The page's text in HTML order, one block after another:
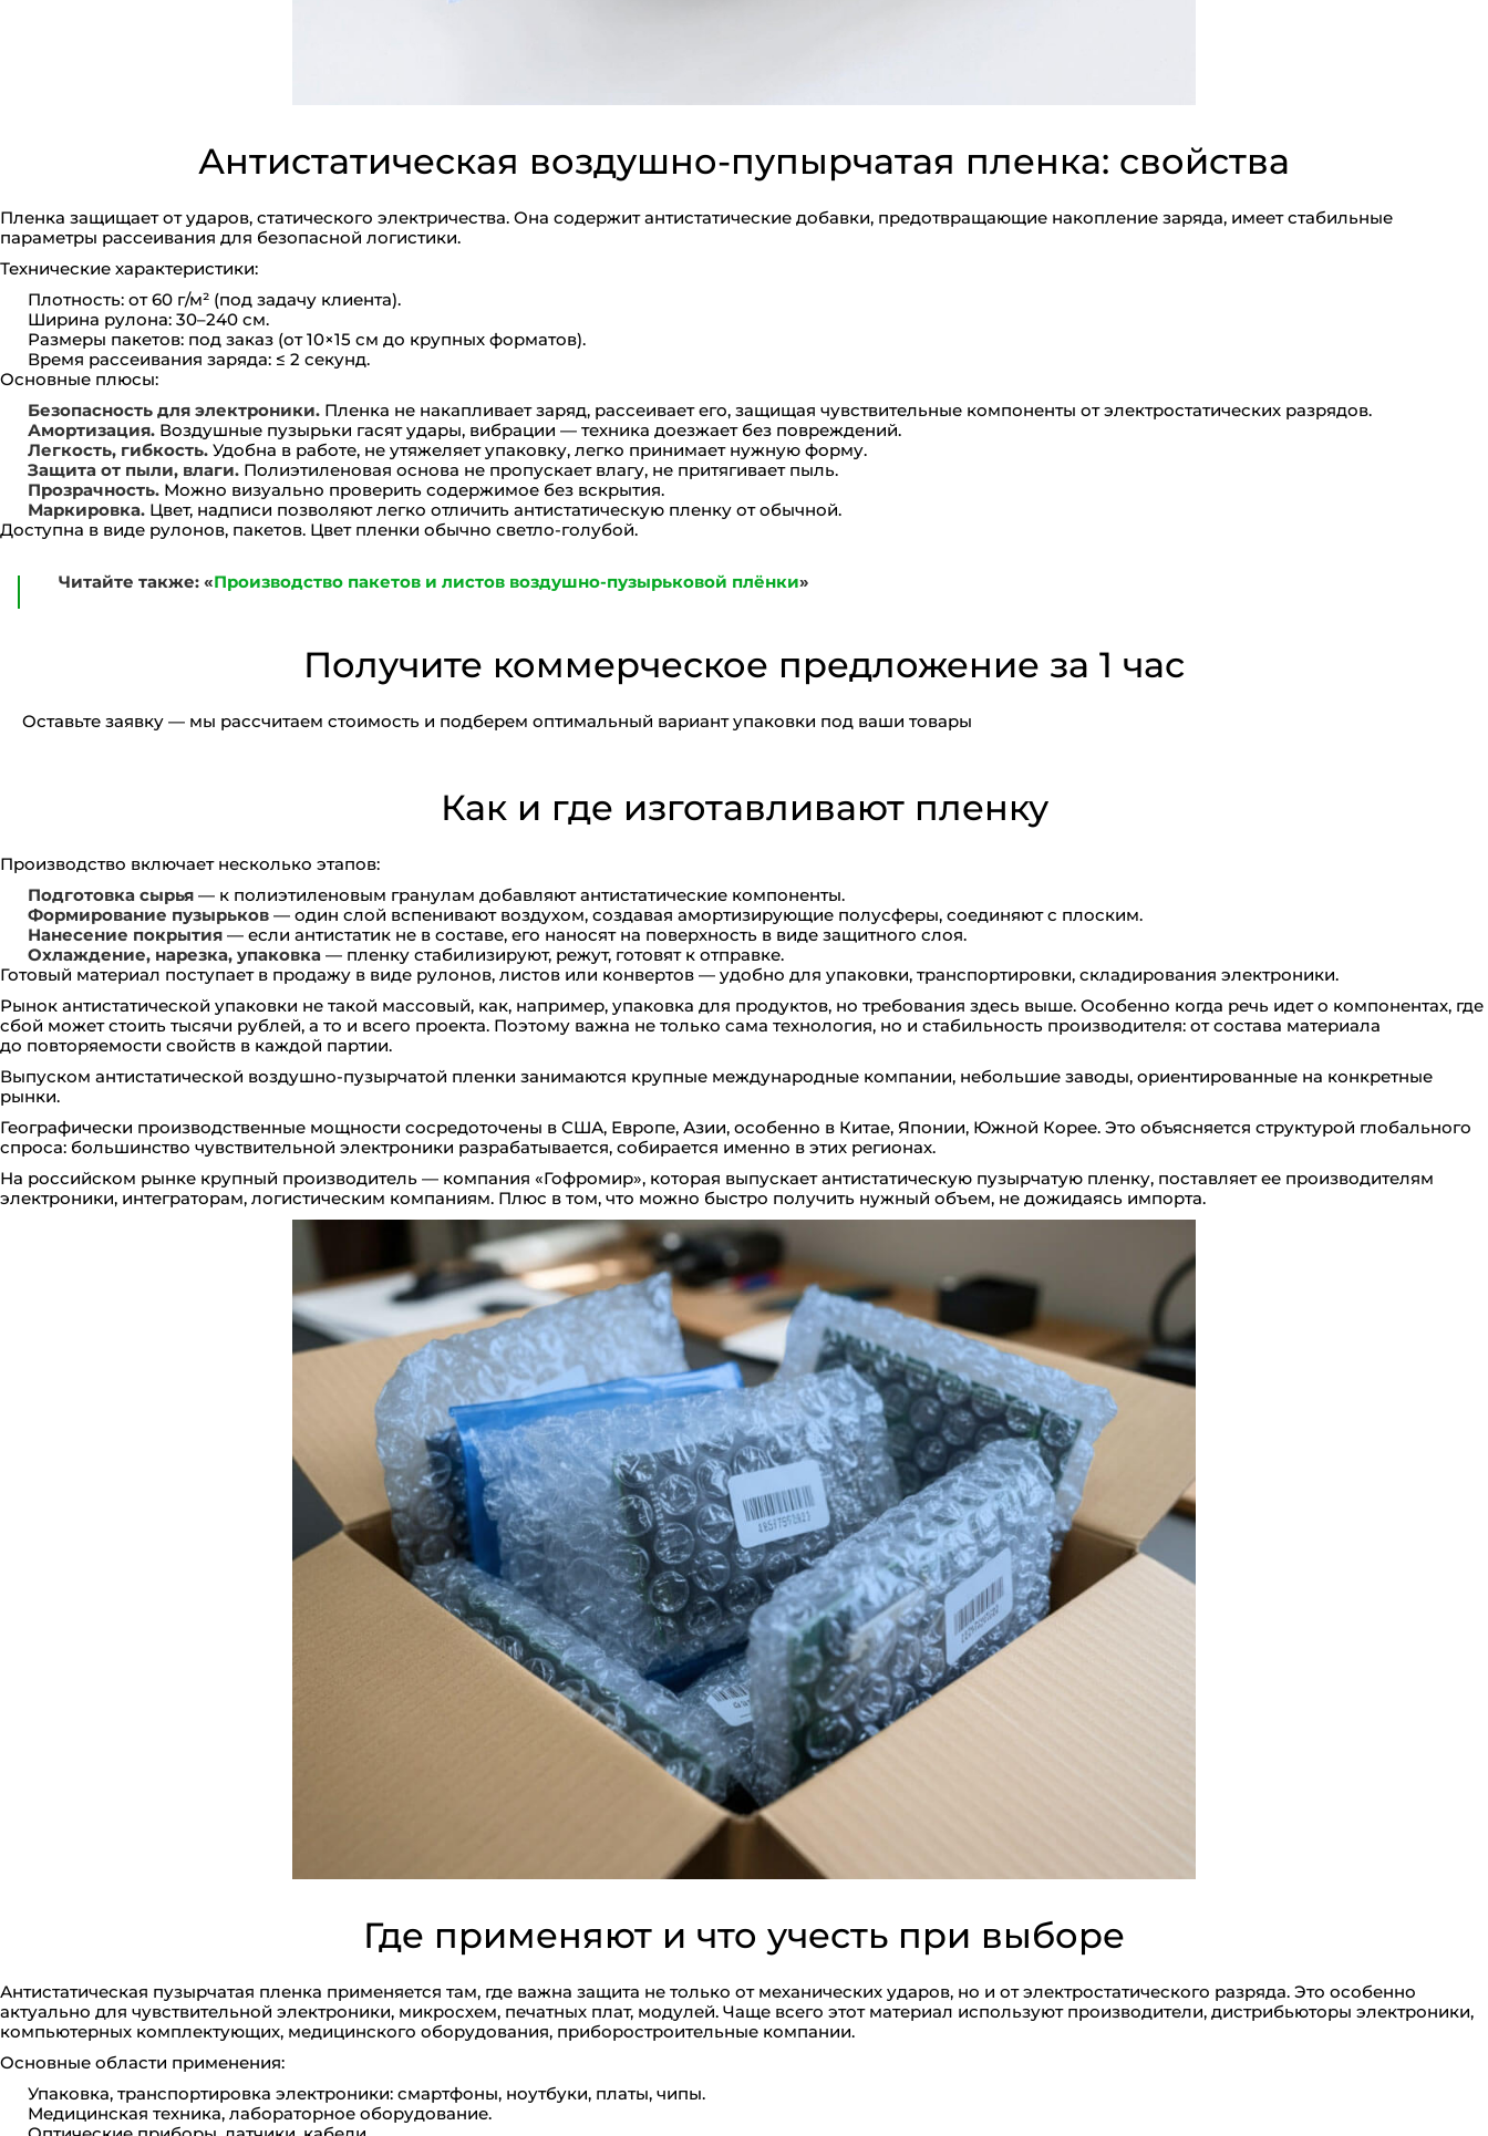
Антистатическая воздушно-пупырчатая пленка: свойства
Пленка защищает от ударов, статического электричества. Она содержит антистатические добавки, предотвращающие накопление заряда, имеет стабильные
параметры рассеивания для безопасной логистики.
Технические характеристики:
Плотность: от 60 г/м² (под задачу клиента).
Ширина рулона: 30–240 см.
Размеры пакетов: под заказ (от 10×15 см до крупных форматов).
Время рассеивания заряда: ≤ 2 секунд.
Основные плюсы:
Безопасность для электроники. Пленка не накапливает заряд, рассеивает его, защищая чувствительные компоненты от электростатических разрядов.
Амортизация. Воздушные пузырьки гасят удары, вибрации — техника доезжает без повреждений.
Легкость, гибкость. Удобна в работе, не утяжеляет упаковку, легко принимает нужную форму.
Защита от пыли, влаги. Полиэтиленовая основа не пропускает влагу, не притягивает пыль.
Прозрачность. Можно визуально проверить содержимое без вскрытия.
Маркировка. Цвет, надписи позволяют легко отличить антистатическую пленку от обычной.
Доступна в виде рулонов, пакетов. Цвет пленки обычно светло-голубой.
Читайте также: «Производство пакетов и листов воздушно-пузырьковой плёнки»
Получите коммерческое предложение за 1 час
Оставьте заявку — мы рассчитаем стоимость и подберем оптимальный вариант упаковки под ваши товары
Как и где изготавливают пленку
Производство включает несколько этапов:
Подготовка сырья — к полиэтиленовым гранулам добавляют антистатические компоненты.
Формирование пузырьков — один слой вспенивают воздухом, создавая амортизирующие полусферы, соединяют с плоским.
Нанесение покрытия — если антистатик не в составе, его наносят на поверхность в виде защитного слоя.
Охлаждение, нарезка, упаковка — пленку стабилизируют, режут, готовят к отправке.
Готовый материал поступает в продажу в виде рулонов, листов или конвертов — удобно для упаковки, транспортировки, складирования электроники.
Рынок антистатической упаковки не такой массовый, как, например, упаковка для продуктов, но требования здесь выше. Особенно когда речь идет о компонентах, где
сбой может стоить тысячи рублей, а то и всего проекта. Поэтому важна не только сама технология, но и стабильность производителя: от состава материала
до повторяемости свойств в каждой партии.
Выпуском антистатической воздушно-пузырчатой пленки занимаются крупные международные компании, небольшие заводы, ориентированные на конкретные
рынки.
Географически производственные мощности сосредоточены в США, Европе, Азии, особенно в Китае, Японии, Южной Корее. Это объясняется структурой глобального
спроса: большинство чувствительной электроники разрабатывается, собирается именно в этих регионах.
На российском рынке крупный производитель — компания «Гофромир», которая выпускает антистатическую пузырчатую пленку, поставляет ее производителям
электроники, интеграторам, логистическим компаниям. Плюс в том, что можно быстро получить нужный объем, не дожидаясь импорта.
Где применяют и что учесть при выборе
Антистатическая пузырчатая пленка применяется там, где важна защита не только от механических ударов, но и от электростатического разряда. Это особенно
актуально для чувствительной электроники, микросхем, печатных плат, модулей. Чаще всего этот материал используют производители, дистрибьюторы электроники,
компьютерных комплектующих, медицинского оборудования, приборостроительные компании.
Основные области применения:
Упаковка, транспортировка электроники: смартфоны, ноутбуки, платы, чипы.
Медицинская техника, лабораторное оборудование.